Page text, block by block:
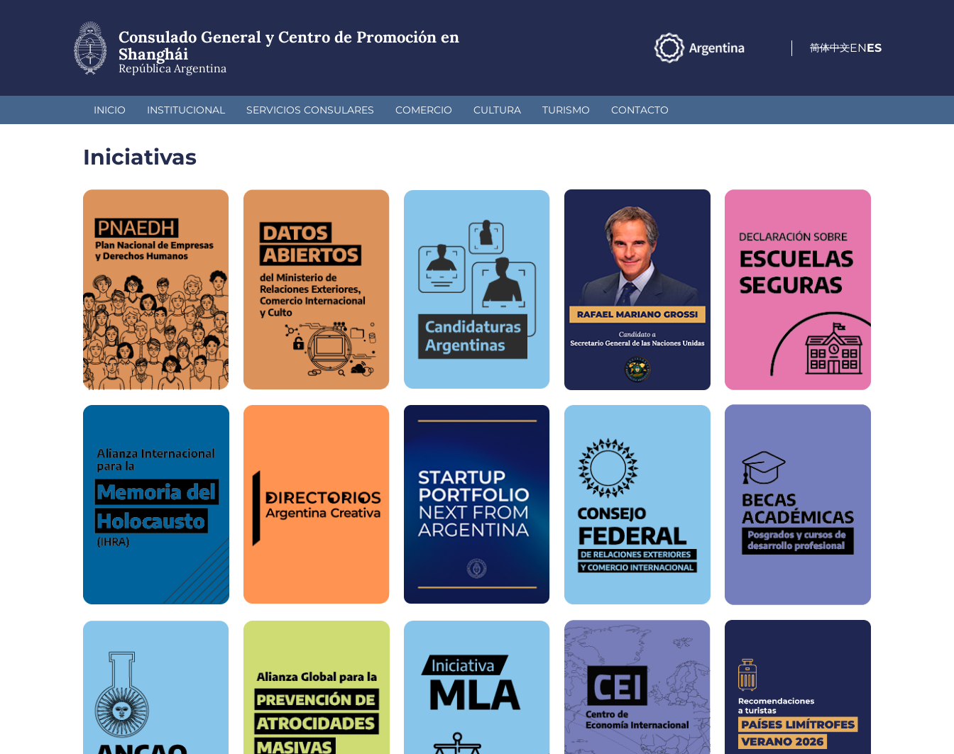
Consulado General y Centro de Promoción en
Shanghái
República Argentina
简体中文ENES
INICIO INSTITUCIONAL SERVICIOS CONSULARES COMERCIO CULTURA TURISMO CONTACTO
Iniciativas